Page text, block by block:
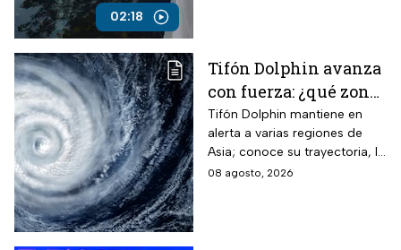
02:18
Tifón Dolphin avanza
con fuerza: ¿qué zonas
están en alerta?
Tifón Dolphin mantiene en
alerta a varias regiones de
Asia; conoce su trayectoria, la
fuerza de sus vientos y qué se
08 agosto, 2026